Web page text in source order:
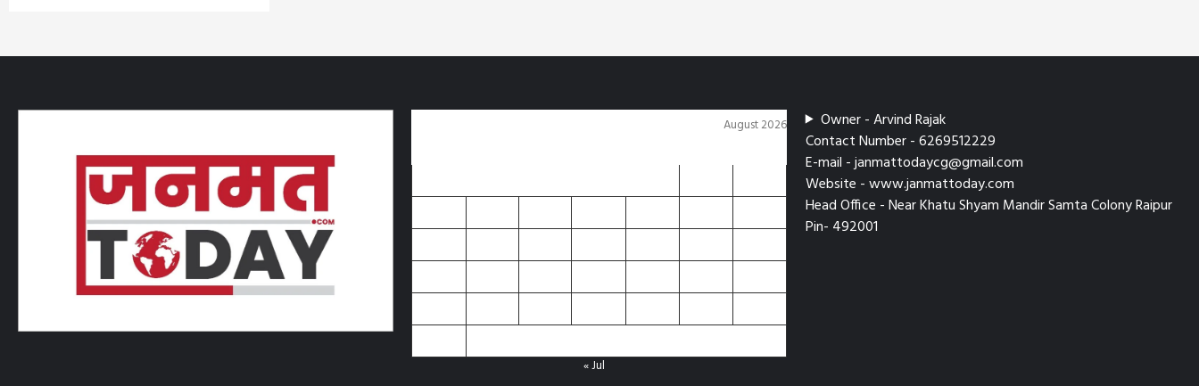
August 2026
« Jul
Owner - Arvind Rajak
Contact Number - 6269512229
E-mail - janmattodaycg@gmail.com
Website - www.janmattoday.com
Head Office - Near Khatu Shyam Mandir Samta Colony Raipur
Pin- 492001